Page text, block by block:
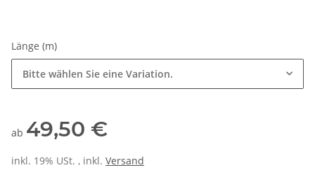
Länge (m)
Bitte wählen Sie eine Variation.
ab 49,50 €
inkl. 19% USt. , inkl. Versand